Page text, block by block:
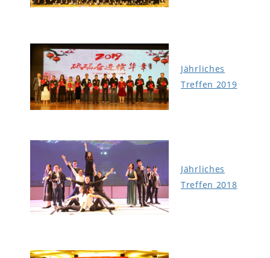
Jährliches
Treffen 2019
Jährliches
Treffen 2018